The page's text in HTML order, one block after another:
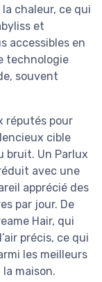
chaleur, ce qui
et
accessibles en
technologie
souvent
réputés pour
cible
bruit. Un Parlux
avec une
apprécié des
par jour. De
Hair, qui
précis, ce qui
les meilleurs
maison.